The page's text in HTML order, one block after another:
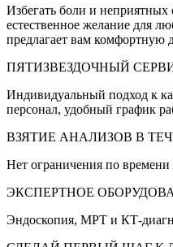
Избегать боли и
естественное желание для
предлагает вам комфортную
ПЯТИЗВЕЗДОЧНЫЙ
Индивидуальный подход к
персонал, удобный график
ВЗЯТИЕ АНАЛИЗОВ В
Нет ограничения по времени
ЭКСПЕРТНОЕ
Эндоскопия, МРТ и КТ-